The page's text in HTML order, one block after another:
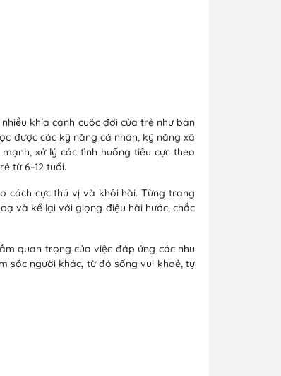
khía cạnh cuộc đời của trẻ như bản
được các kỹ năng cá nhân, kỹ năng xã
xử lý các tình huống tiêu cực theo
từ 6–12 tuổi.
cách cực thú vị và khôi hài. Từng trang
và kể lại với giọng điệu hài hước, chắc
quan trọng của việc đáp ứng các nhu
sóc người khác, từ đó sống vui khoẻ, tự